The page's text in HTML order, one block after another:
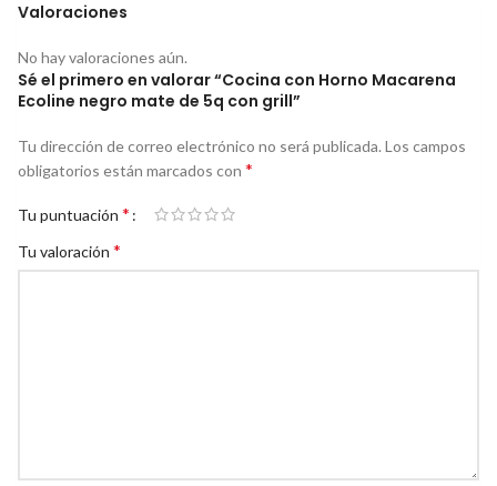
Valoraciones
No hay valoraciones aún.
Sé el primero en valorar “Cocina con Horno Macarena
Ecoline negro mate de 5q con grill”
Tu dirección de correo electrónico no será publicada. Los campos
obligatorios están marcados con *
Tu puntuación *
Tu valoración *